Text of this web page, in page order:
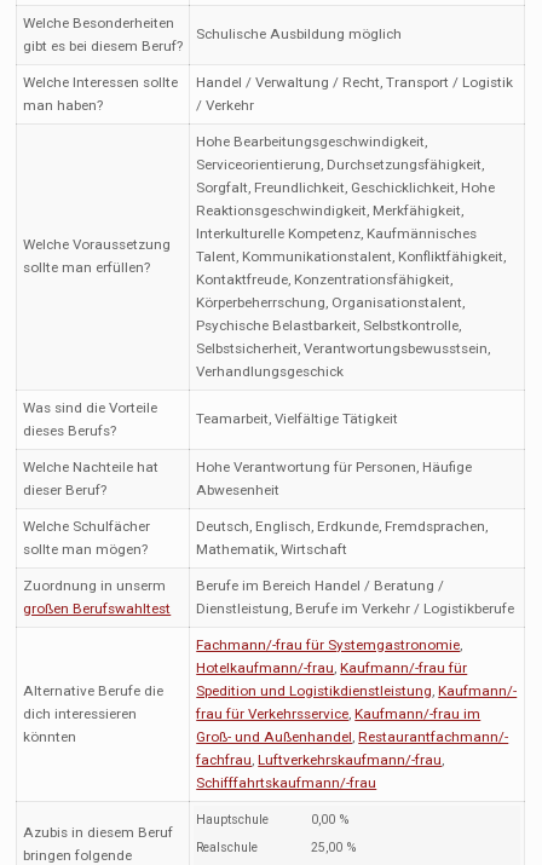
Welche Besonderheiten
gibt es bei diesem Beruf?
Schulische Ausbildung möglich
Welche Interessen sollte
man haben?
Handel / Verwaltung / Recht, Transport / Logistik
/ Verkehr
Welche Voraussetzung
sollte man erfüllen?
Hohe Bearbeitungsgeschwindigkeit,
Serviceorientierung, Durchsetzungsfähigkeit,
Sorgfalt, Freundlichkeit, Geschicklichkeit, Hohe
Reaktionsgeschwindigkeit, Merkfähigkeit,
Interkulturelle Kompetenz, Kaufmännisches
Talent, Kommunikationstalent, Konfliktfähigkeit,
Kontaktfreude, Konzentrationsfähigkeit,
Körperbeherrschung, Organisationstalent,
Psychische Belastbarkeit, Selbstkontrolle,
Selbstsicherheit, Verantwortungsbewusstsein,
Verhandlungsgeschick
Was sind die Vorteile
dieses Berufs?
Teamarbeit, Vielfältige Tätigkeit
Welche Nachteile hat
dieser Beruf?
Hohe Verantwortung für Personen, Häufige
Abwesenheit
Welche Schulfächer
sollte man mögen?
Deutsch, Englisch, Erdkunde, Fremdsprachen,
Mathematik, Wirtschaft
Zuordnung in unserm
großen Berufswahltest
Berufe im Bereich Handel / Beratung /
Dienstleistung, Berufe im Verkehr / Logistikberufe
Alternative Berufe die
dich interessieren
könnten
Fachmann/-frau für Systemgastronomie,
Hotelkaufmann/-frau,Kaufmann/-frau für
Spedition und Logistikdienstleistung,Kaufmann/-
frau für Verkehrsservice,Kaufmann/-frau im
Groß- und Außenhandel,Restaurantfachmann/-
fachfrau,Luftverkehrskaufmann/-frau,
Schifffahrtskaufmann/-frau
Azubis in diesem Beruf
bringen folgende
Hauptschule
0,00 %
Realschule
25,00 %